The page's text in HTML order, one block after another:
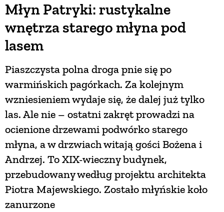
Młyn Patryki: rustykalne
wnętrza starego młyna pod
lasem
Piaszczysta polna droga pnie się po
warmińskich pagórkach. Za kolejnym
wzniesieniem wydaje się, że dalej już tylko
las. Ale nie – ostatni zakręt prowadzi na
ocienione drzewami podwórko starego
młyna, a w drzwiach witają gości Bożena i
Andrzej. To XIX-wieczny budynek,
przebudowany według projektu architekta
Piotra Majewskiego. Zostało młyńskie koło
zanurzone